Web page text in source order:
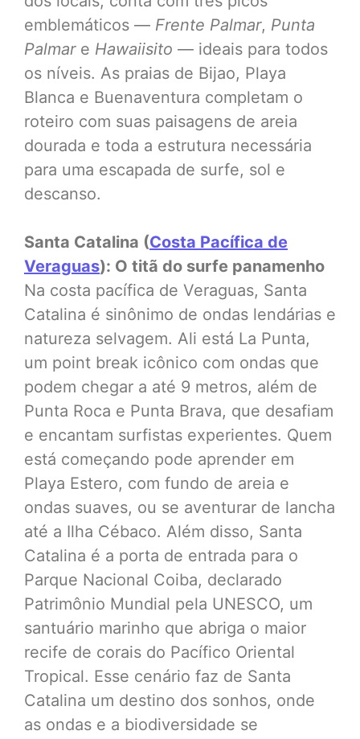
emblemáticos — Frente Palmar, Punta
Palmare Hawaiisito — ideais para todos
os níveis. As praias de Bijao, Playa
Blanca e Buenaventura completam o
roteiro com suas paisagens de areia
dourada e toda a estrutura necessária
para uma escapada de surfe, sol e
descanso.
Santa Catalina (Costa Pacífica de
Veraguas): O titã do surfe panamenho
Na costa pacífica de Veraguas, Santa
Catalina é sinônimo de ondas lendárias e
natureza selvagem. Ali está La Punta,
um point break icônico com ondas que
podem chegar a até 9 metros, além de
Punta Roca e Punta Brava, que desafiam
e encantam surfistas experientes. Quem
está começando pode aprender em
Playa Estero, com fundo de areia e
ondas suaves, ou se aventurar de lancha
até a Ilha Cébaco. Além disso, Santa
Catalina é a porta de entrada para o
Parque Nacional Coiba, declarado
Patrimônio Mundial pela UNESCO, um
santuário marinho que abriga o maior
recife de corais do Pacífico Oriental
Tropical. Esse cenário faz de Santa
Catalina um destino dos sonhos, onde
as ondas e a biodiversidade se